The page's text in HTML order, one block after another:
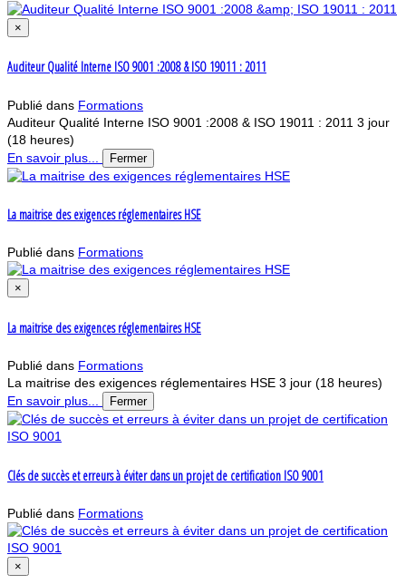
×
Auditeur Qualité Interne ISO 9001 :2008 & ISO 19011 : 2011
Publié dans Formations
Auditeur Qualité Interne ISO 9001 :2008 & ISO 19011 : 2011 3 jour
(18 heures)
En savoir plus...
Fermer
La maitrise des exigences réglementaires HSE
Publié dans Formations
×
La maitrise des exigences réglementaires HSE
Publié dans Formations
La maitrise des exigences réglementaires HSE 3 jour (18 heures)
En savoir plus...
Fermer
Clés de succès et erreurs à éviter dans un projet de certification ISO 9001
Publié dans Formations
×